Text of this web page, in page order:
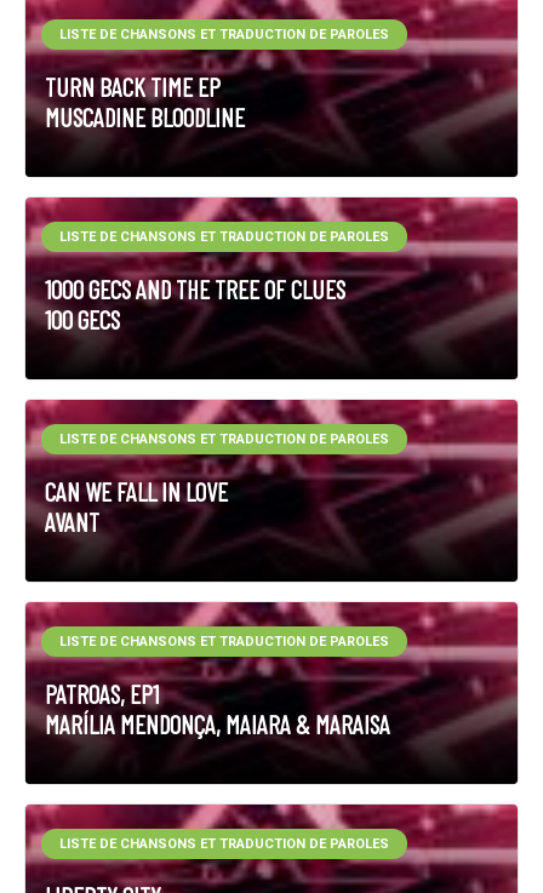
TURN BACK TIME EP
MUSCADINE BLOODLINE
LISTE DE CHANSONS ET TRADUCTION DE PAROLES
1000 GECS AND THE TREE OF CLUES
100 GECS
LISTE DE CHANSONS ET TRADUCTION DE PAROLES
CAN WE FALL IN LOVE
AVANT
LISTE DE CHANSONS ET TRADUCTION DE PAROLES
PATROAS, EP1
MARÍLIA MENDONÇA, MAIARA & MARAISA
LISTE DE CHANSONS ET TRADUCTION DE PAROLES
LISTE DE CHANSONS ET TRADUCTION DE PAROLES